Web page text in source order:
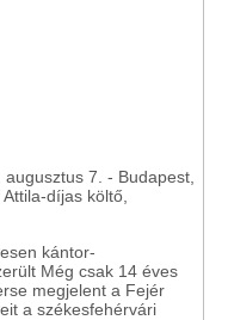
7. - Budapest,
díjas költő,
kántor-
Még csak 14 éves
megjelent a Fejér
a székesfehérvári